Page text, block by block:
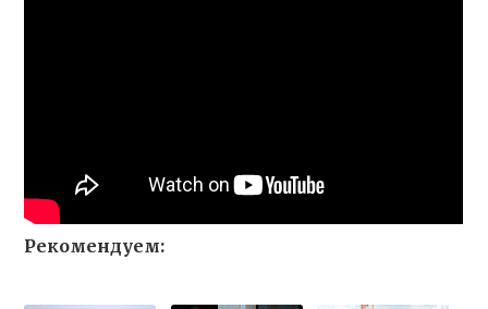
Рекомендуем: